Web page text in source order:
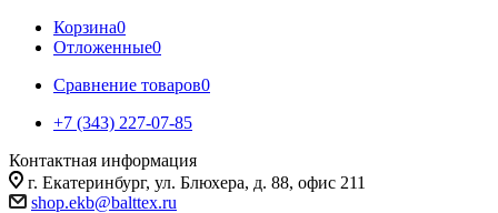
Корзина0
Отложенные0
Сравнение товаров0
+7 (343) 227-07-85
Контактная информация
г. Екатеринбург, ул. Блюхера, д. 88, офис 211
shop.ekb@balttex.ru